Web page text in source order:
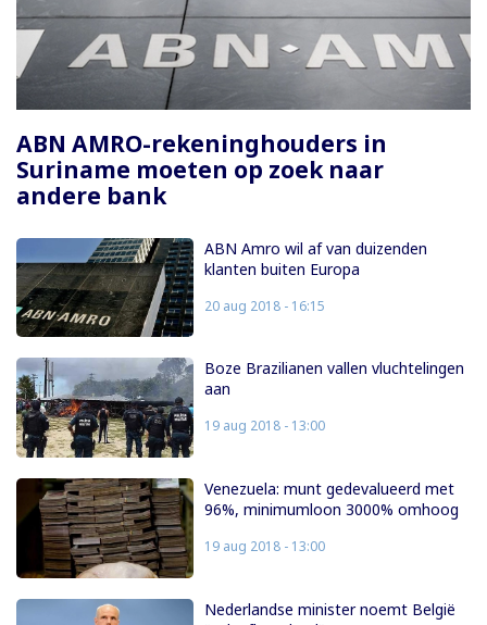
ABN AMRO-rekeninghouders in
Suriname moeten op zoek naar
andere bank
ABN Amro wil af van duizenden
klanten buiten Europa
20 aug 2018 - 16:15
Boze Brazilianen vallen vluchtelingen
aan
19 aug 2018 - 13:00
Venezuela: munt gedevalueerd met
96%, minimumloon 3000% omhoog
19 aug 2018 - 13:00
Nederlandse minister noemt België